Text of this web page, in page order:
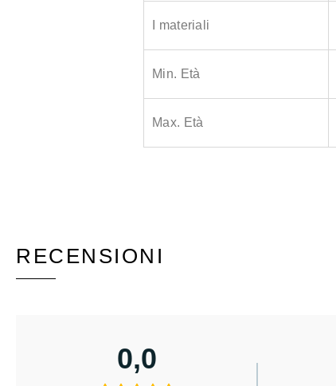
I materiali
Min. Età
Max. Età
RECENSIONI
0,0